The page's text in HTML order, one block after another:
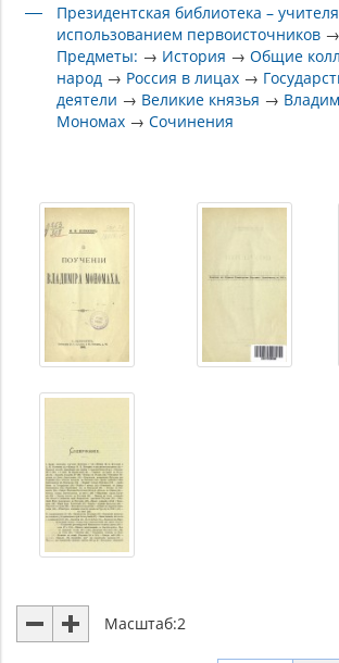
Президентская библиотека –
использованием первоисточников →
Предметы: → История →Общие
народ → Россия в лицах →
деятели → Великие князья →
Мономах →Сочинения
Масштаб:2